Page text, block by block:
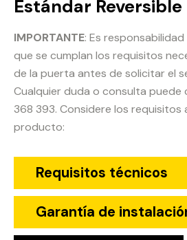
Estándar Reversible
IMPORTANTE: Es
que se cumplan los requisitos
de la puerta antes de solicitar el
Cualquier duda o consulta puede
368 393. Considere los requisitos
producto:
Requisitos técnicos
Garantía de